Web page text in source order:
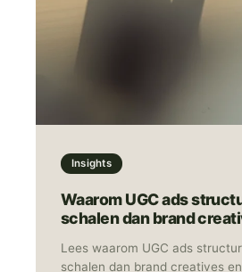
Insights
Waarom UGC ads
schalen dan brand
Lees waarom UGC ads
schalen dan brand creatives